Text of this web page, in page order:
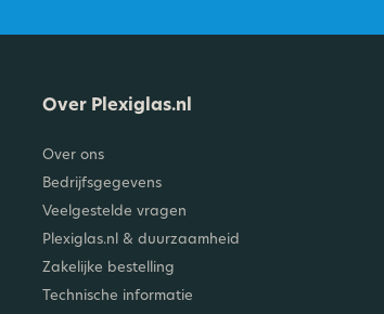
Over Plexiglas.nl
Over ons
Bedrijfsgegevens
Veelgestelde vragen
Plexiglas.nl & duurzaamheid
Zakelijke bestelling
Technische informatie